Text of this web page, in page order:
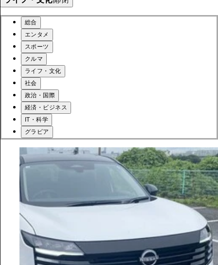
総合
エンタメ
スポーツ
クルマ
ライフ・文化
社会
政治・国際
経済・ビジネス
IT・科学
グラビア